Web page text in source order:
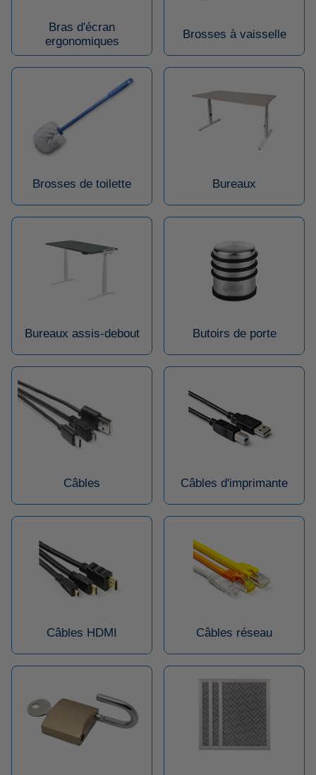
Bras d'écran
ergonomiques
Brosses à vaisselle
Brosses de toilette Bureaux
Bureaux assis-debout Butoirs de porte
Câbles Câbles d'imprimante
Câbles HDMI Câbles réseau